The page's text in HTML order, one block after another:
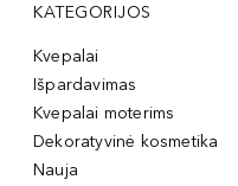
KATEGORIJOS
Kvepalai
Išpardavimas
Kvepalai moterims
Dekoratyvinė kosmetika
Nauja